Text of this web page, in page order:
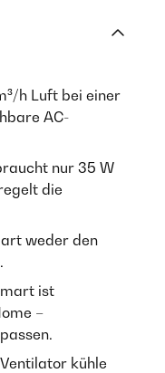
h Luft bei einer
AC-
nur 35 W
die
weder den
ist
–
kühle